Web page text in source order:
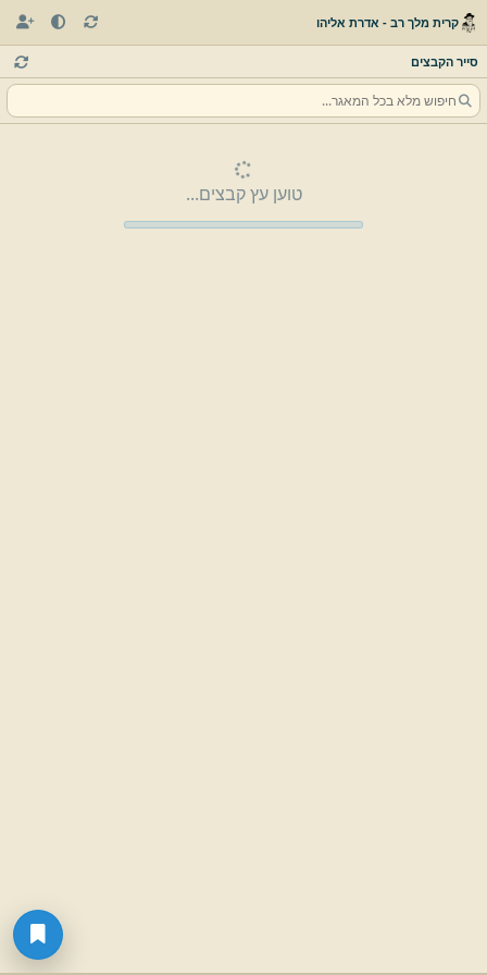
קרית מלך רב - אדרת אליהו
סייר הקבצים
טוען עץ קבצים...